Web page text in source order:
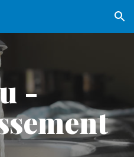
Skip to navigation
-